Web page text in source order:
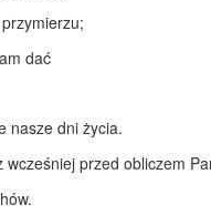
dać
nasze dni życia.
przed obliczem